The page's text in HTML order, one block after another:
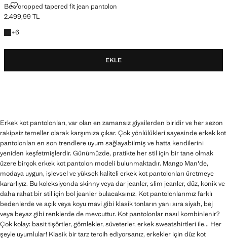
Ben cropped tapered fit jean pantolon
BEN CROPPED TAPERED FIT JEAN PANTOLON
Güncel fiyat [2.499,99 TL ]
2.499,99 TL
+6
+6 renk
EKLE
Erkek kot pantolonları, var olan en zamansız giysilerden biridir ve her sezon
rakipsiz temeller olarak karşımıza çıkar. Çok yönlülükleri sayesinde erkek kot
pantolonları en son trendlere uyum sağlayabilmiş ve hatta kendilerini
yeniden keşfetmişlerdir. Günümüzde, pratikte her stil için bir tane olmak
üzere birçok erkek kot pantolon modeli bulunmaktadır. Mango Man'de,
modaya uygun, işlevsel ve yüksek kaliteli erkek kot pantolonları üretmeye
kararlıyız. Bu koleksiyonda skinny veya dar jeanler, slim jeanler, düz, konik ve
daha rahat bir stil için bol jeanler bulacaksınız. Kot pantolonlarımız farklı
bedenlerde ve açık veya koyu mavi gibi klasik tonların yanı sıra siyah, bej
veya beyaz gibi renklerde de mevcuttur. Kot pantolonlar nasıl kombinlenir?
Çok kolay: basit tişörtler, gömlekler, süveterler, erkek sweatshirtleri ile... Her
şeyle uyumlular! Klasik bir tarz tercih ediyorsanız, erkekler için düz kot